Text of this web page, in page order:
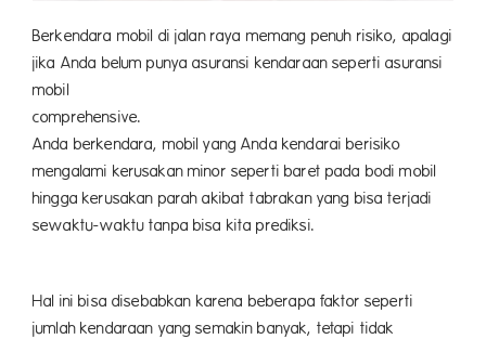
Berkendara mobil di jalan raya memang penuh risiko, apalagi
jika Anda belum punya asuransi kendaraan seperti asuransi
mobil
comprehensive.
Anda berkendara, mobil yang Anda kendarai berisiko
mengalami kerusakan minor seperti baret pada bodi mobil
hingga kerusakan parah akibat tabrakan yang bisa terjadi
sewaktu-waktu tanpa bisa kita prediksi.
Hal ini bisa disebabkan karena beberapa faktor seperti
jumlah kendaraan yang semakin banyak, tetapi tidak